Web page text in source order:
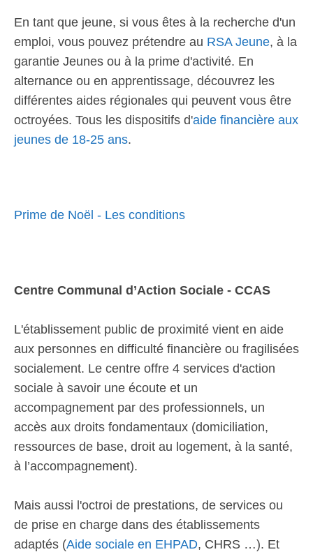
En tant que jeune, si vous êtes à la recherche d'un
emploi, vous pouvez prétendre au RSA Jeune, à la
garantie Jeunes ou à la prime d'activité. En
alternance ou en apprentissage, découvrez les
différentes aides régionales qui peuvent vous être
octroyées. Tous les dispositifs d'aide financière aux
jeunes de 18-25 ans.
Prime de Noël - Les conditions
Centre Communal d’Action Sociale - CCAS
L'établissement public de proximité vient en aide
aux personnes en difficulté financière ou fragilisées
socialement. Le centre offre 4 services d'action
sociale à savoir une écoute et un
accompagnement par des professionnels, un
accès aux droits fondamentaux (domiciliation,
ressources de base, droit au logement, à la santé,
à l’accompagnement).
Mais aussi l'octroi de prestations, de services ou
de prise en charge dans des établissements
adaptés (Aide sociale en EHPAD, CHRS …). Et